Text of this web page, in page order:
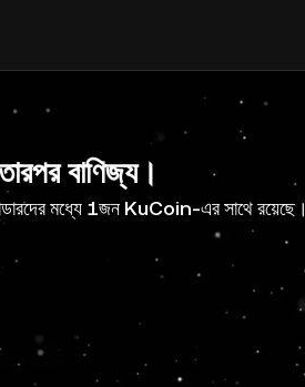
বাণিজ্য।
মধ্যে 1জন KuCoin-এর সাথে রয়েছে।